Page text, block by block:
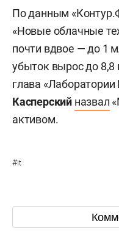
По данным
«Новые облачные
почти вдвое — до 1
убыток вырос до
глава «Лаборатории
Касперский назвал
активом.
#it